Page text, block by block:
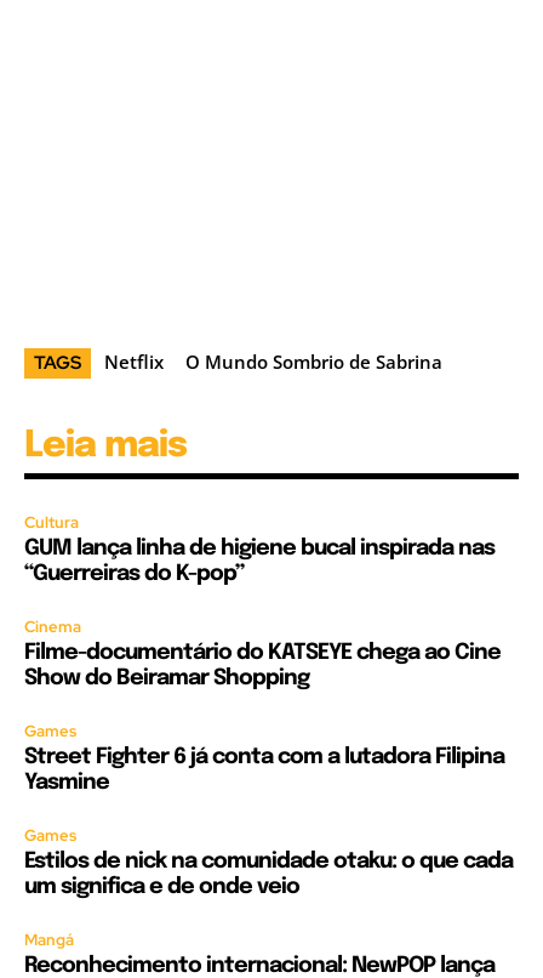
TAGS Netflix O Mundo Sombrio de Sabrina
Leia mais
Cultura
GUM lança linha de higiene bucal inspirada nas
“Guerreiras do K-pop”
Cinema
Filme-documentário do KATSEYE chega ao Cine
Show do Beiramar Shopping
Games
Street Fighter 6 já conta com a lutadora Filipina
Yasmine
Games
Estilos de nick na comunidade otaku: o que cada
um significa e de onde veio
Mangá
Reconhecimento internacional: NewPOP lança